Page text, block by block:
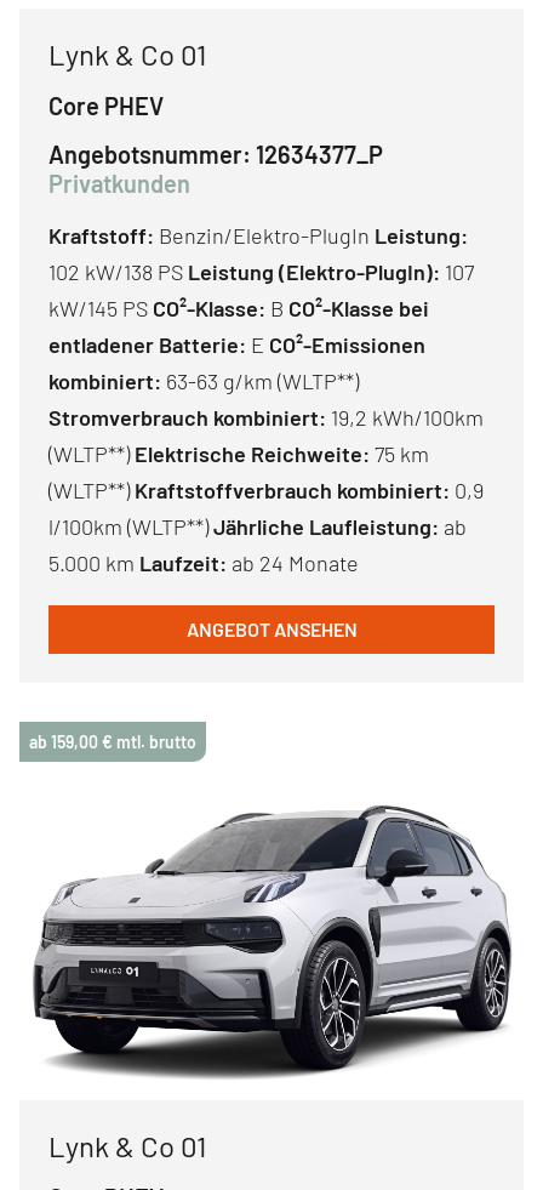
Lynk & Co 01
Core PHEV
Angebotsnummer: 12634377_P
Privatkunden
Kraftstoff: Benzin/Elektro-PlugIn Leistung:
102 kW/138 PS Leistung (Elektro-PlugIn): 107
kW/145 PS CO²-Klasse: B CO²-Klasse bei
entladener Batterie: E CO²-Emissionen
kombiniert: 63-63 g/km (WLTP**)
Stromverbrauch kombiniert: 19,2 kWh/100km
(WLTP**)Elektrische Reichweite: 75 km
(WLTP**)Kraftstoffverbrauch kombiniert: 0,9
l/100km (WLTP**)Jährliche Laufleistung: ab
5.000 km Laufzeit: ab 24 Monate
ANGEBOT ANSEHEN
ab 159,00 € mtl. brutto
Lynk & Co 01